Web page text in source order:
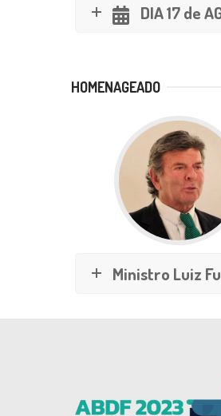
DIA 17 de
HOMENAGEADO
Ministro Luiz